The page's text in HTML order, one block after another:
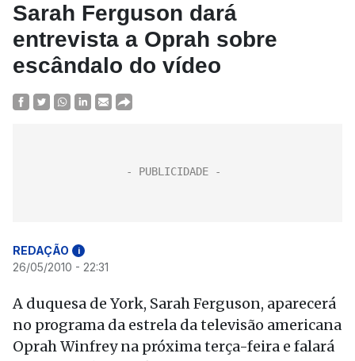
Sarah Ferguson dará
entrevista a Oprah sobre
escândalo do vídeo
REDAÇÃO i
26/05/2010 - 22:31
A duquesa de York, Sarah Ferguson, aparecerá
no programa da estrela da televisão americana
Oprah Winfrey na próxima terça-feira e falará